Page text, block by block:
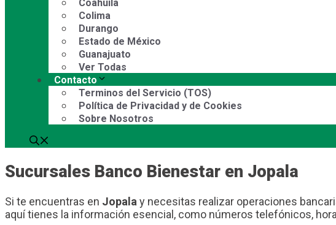
Coahuila
Colima
Durango
Estado de México
Guanajuato
Ver Todas
Contacto
Terminos del Servicio (TOS)
Política de Privacidad y de Cookies
Sobre Nosotros
Sucursales Banco Bienestar en Jopala
Si te encuentras en Jopala y necesitas realizar operaciones
aquí tienes la información esencial, como números telefónicos,